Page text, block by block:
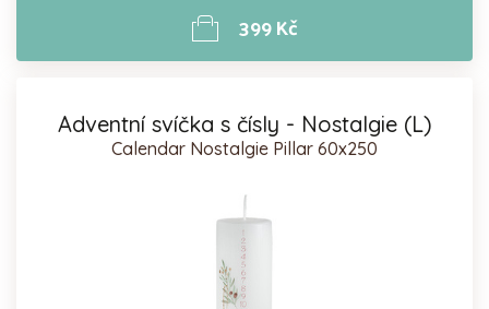
399 Kč
Adventní svíčka s čísly - Nostalgie (L)
Calendar Nostalgie Pillar 60x250